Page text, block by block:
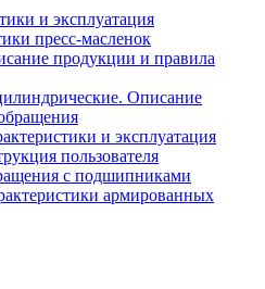
и эксплуатация
пресс‑масленок
продукции и правила
Описание
и эксплуатация
пользователя
с подшипниками
армированных